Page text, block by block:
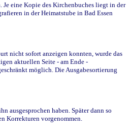
eine Kopie des Kirchenbuches liegt in der
in der Heimatstube in Bad Essen
nicht sofort anzeigen konnten, wurde das
aktuellen Seite - am Ende -
möglich. Die Ausgabesortierung
ausgesprochen haben. Später dann so
Korrekturen vorgenommen.